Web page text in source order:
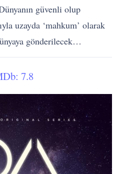
güvenli olup
uzayda ‘mahkum’ olarak
gönderilecek…
7.8